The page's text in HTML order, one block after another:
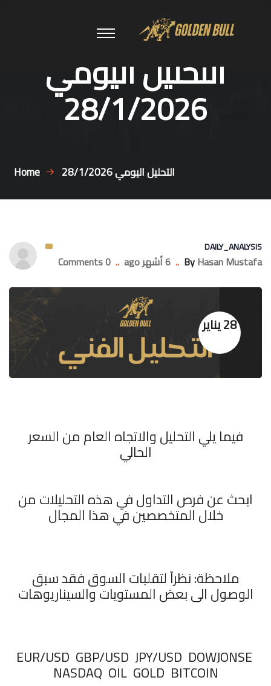
التحليل اليومي
28/1/2026
Home التحليل اليومي 28/1/2026
DAILY_ANALYSIS
ByHasan Mustafa
.. 6 أشهر ago ..
0 Comments
28 يناير
فيما يلي التحليل والاتجاه العام من السعر
الحالي
ابحث عن فرص التداول في هذه التحليلات من
خلال المتخصصين في هذا المجال
ملاحظة: نظراً لتقلبات السوق فقد سبق
الوصول الى بعض المستويات والسيناريوهات
‏EUR/USD GBP/USD JPY/USD DOWJONSE
NASDAQ OIL GOLD BITCOIN